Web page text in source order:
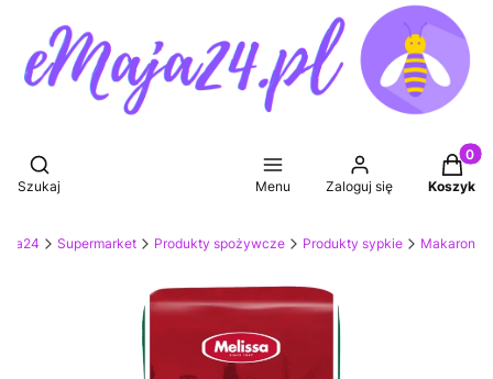
Otwórz wyszukiwarkę
Szukaj Menu Zaloguj się Koszyk
Supermarket Produkty spożywcze Produkty sypkie Makaron